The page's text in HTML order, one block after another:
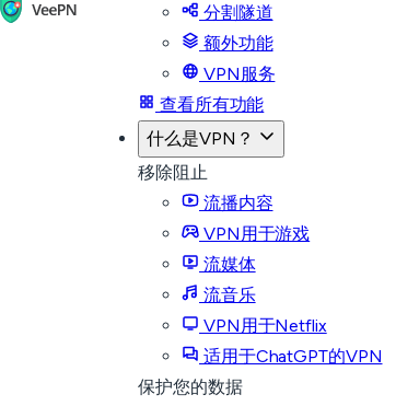
分割隧道
额外功能
VPN服务
查看所有功能
什么是VPN？
移除阻止
流播内容
VPN用于游戏
流媒体
流音乐
VPN用于Netflix
适用于ChatGPT的VPN
保护您的数据